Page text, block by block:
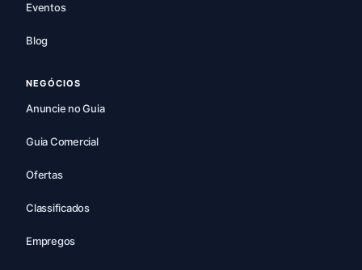
Eventos
Blog
NEGÓCIOS
Anuncie no Guia
Guia Comercial
Ofertas
Classificados
Empregos